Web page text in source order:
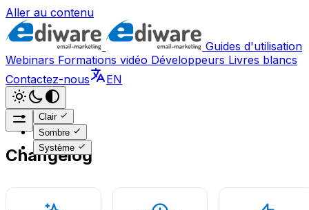
Aller au contenu
Guides d'utilisation
Webinars Formations vidéo Développeurs Livres blancs
Contactez-nous
EN
Clair
Sombre
Système
Changelog